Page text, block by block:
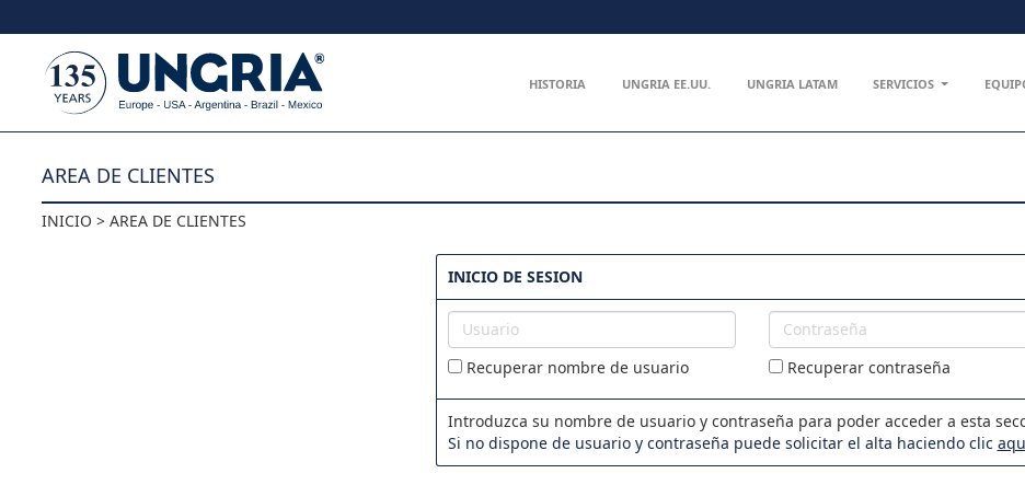
HISTORIA UNGRIA EE.UU. UNGRIA LATAM SERVICIOS
AREA DE CLIENTES
INICIO > AREA DE CLIENTES
INICIO DE SESION
Usuario Contraseña
Recuperar nombre de usuario
Recuperar contraseña
Introduzca su nombre de usuario y contraseña para poder acceder a esta
Si no dispone de usuario y contraseña puede solicitar el alta haciendo clic